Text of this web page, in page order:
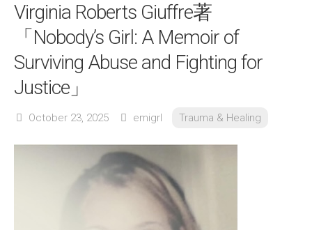
Virginia Roberts Giuffre著
「Nobody’s Girl: A Memoir of
Surviving Abuse and Fighting for
Justice」
October 23, 2025 emigrl Trauma & Healing